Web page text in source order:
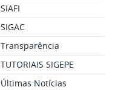
SIAFI
SIGAC
Transparência
TUTORIAIS SIGEPE
Últimas Notícias